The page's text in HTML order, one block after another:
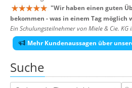
"Wir haben einen guten
bekommen - was in einem Tag möglich
Ein Schulungsteilnehmer von Miele & Cie.
Mehr Kundenaussagen über
Suche